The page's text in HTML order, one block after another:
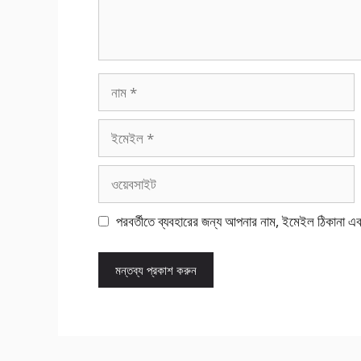
ইমেইল
পরবর্তীতে ব্যবহারের জন্য আপনার নাম, ইমেইল ঠিকানা